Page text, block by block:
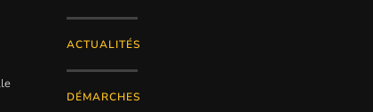
ACTUALITÉS
DÉMARCHES